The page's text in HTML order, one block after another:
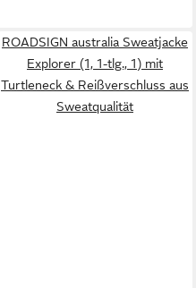
ROADSIGN australia Sweatjacke
Explorer (1, 1-tlg., 1) mit
Turtleneck & Reißverschluss aus
Sweatqualität